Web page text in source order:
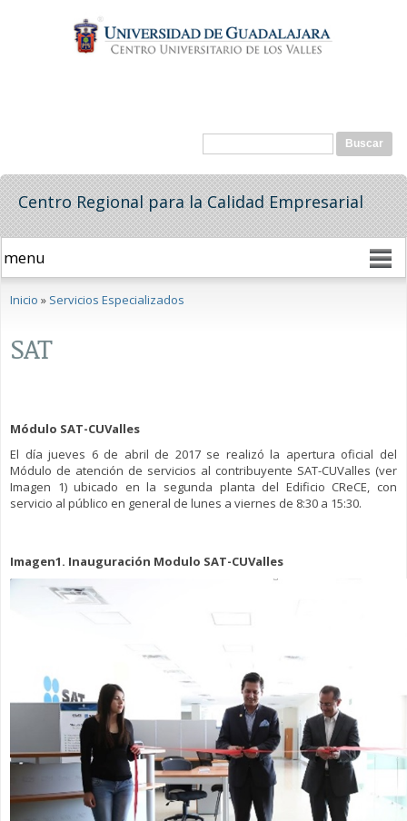
contenido
principal
Formulario de búsqueda
Buscar
Centro Regional para la Calidad Empresarial
Se encuentra usted aquí
Inicio » Servicios Especializados
SAT
Módulo SAT-CUValles
El día jueves 6 de abril de 2017 se realizó la apertura oficial del
Módulo de atención de servicios al contribuyente SAT-CUValles (ver
Imagen 1) ubicado en la segunda planta del Edificio CReCE, con
servicio al público en general de lunes a viernes de 8:30 a 15:30.
Imagen1. Inauguración Modulo SAT-CUValles